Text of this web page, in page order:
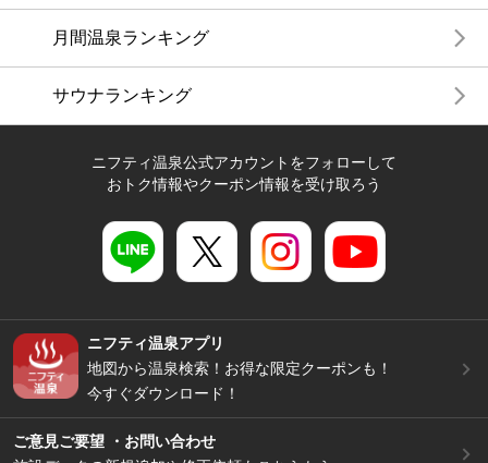
月間温泉ランキング
サウナランキング
ニフティ温泉公式アカウントをフォローして
おトク情報やクーポン情報を受け取ろう
ニフティ温泉アプリ
地図から温泉検索！お得な限定クーポンも！
今すぐダウンロード！
ご意見ご要望 ・お問い合わせ